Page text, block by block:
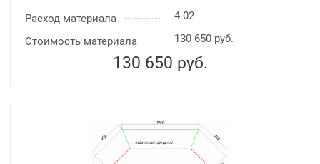
Расход материала
4.02
Стоимость материала
130 650 руб.
130 650 руб.